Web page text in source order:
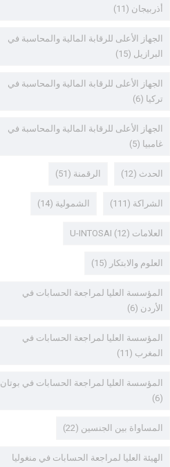
أذربيجان (11)
الجهاز الأعلى للرقابة المالية والمحاسبة في
البرازيل (15)
الجهاز الأعلى للرقابة المالية والمحاسبة في
تركيا (6)
الجهاز الأعلى للرقابة المالية والمحاسبة في
غامبيا (5)
الحدث (12) الرقمنة (51)
الشراكة (111) الشمولية (14)
العلامات U-INTOSAI (12)
العلوم والابتكار (15)
المؤسسة العليا لمراجعة الحسابات في
الأردن (6)
المؤسسة العليا لمراجعة الحسابات في
المغرب (11)
المؤسسة العليا لمراجعة الحسابات في بوتان
(6)
المساواة بين الجنسين (22)
الهيئة العليا لمراجعة الحسابات في منغوليا